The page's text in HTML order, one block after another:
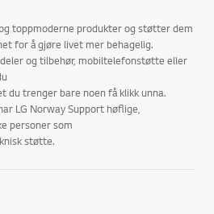
toppmoderne produkter og støtter dem
for å gjøre livet mer behagelig.
og tilbehør, mobiltelefonstøtte eller
du trenger bare noen få klikk unna.
LG Norway Support høflige,
personer som
støtte.